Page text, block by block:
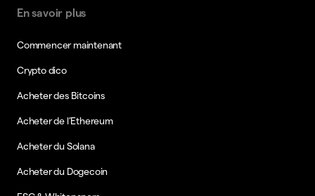
En savoir plus
Commencer maintenant
Crypto dico
Acheter des Bitcoins
Acheter de l’Ethereum
Acheter du Solana
Acheter du Dogecoin